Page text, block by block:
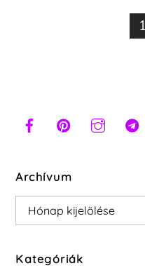
1
Archívum
Archívum
Kategóriák